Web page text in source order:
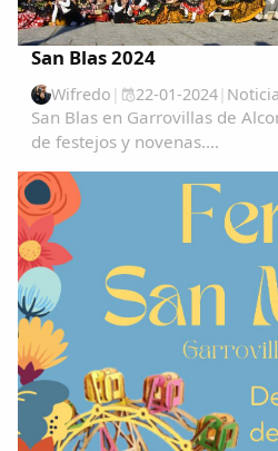
San Blas 2024
Wifredo | 22-01-2024|
San Blas en Garrovillas de
de festejos y novenas....